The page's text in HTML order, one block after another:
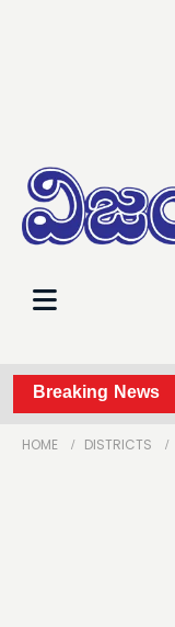
Breaking News
గెలుపే లక్ష్యం •
HOME DISTRICTS